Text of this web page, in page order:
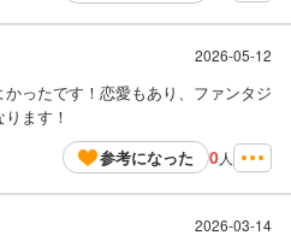
2026-05-12
ったです！恋愛もあり、ファンタジ
ます！
参考になった 0人
2026-03-14